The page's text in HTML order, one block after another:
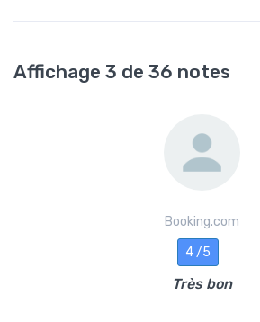
Affichage 3 de 36 notes
Booking.com
4 /5
Très bon